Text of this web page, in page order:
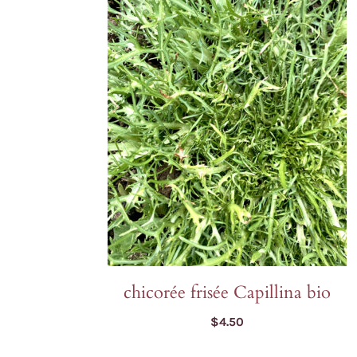
Fenouil des Alpes bio
Kiwi arctique bio
Gai Lan Blue Star bio
Melon Farnorth bio
Oseille-épinard bio
Oseille sanguine bio
Penstemon calico bio
Piment Criolla Sella
Chou et kale
Concombres
COURGES
Courges d'été
Courges d'hiver
Laitues
Melons et
Pois et
Poivrons et
Racines
Radis,
Cerfeuil
Coriandre
Estragon
Fenugrec
Marjolaine
VIVACES ET
chicorée frisée Capillina bio
$4.50